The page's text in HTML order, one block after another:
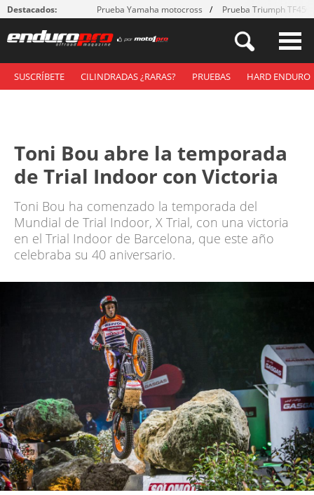
Destacados: Prueba Yamaha motocross Prueba Triumph
SUSCRÍBETE CILINDRADAS ¿RARAS? PRUEBAS HARD ENDURO
Toni Bou abre la temporada
de Trial Indoor con Victoria
Toni Bou ha comenzado la temporada del
Mundial de Trial Indoor, X Trial, con una victoria
en el Trial Indoor de Barcelona, que este año
celebraba su 40 aniversario.